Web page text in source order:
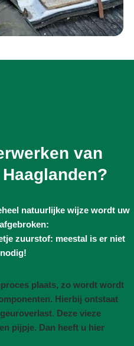
van
natuurlijke wijze wordt uw
zuurstof: meestal is er niet
plaats, zo wordt wordt
Hierbij ontstaat
Deze vieze
pijpje. Dan heeft u hier